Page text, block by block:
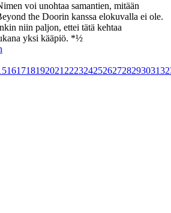
voi unohtaa samantien, mitään
the Doorin kanssa elokuvalla ei ole.
niin paljon, ettei tätä kehtaa
yksi kääpiö. *½
161718192021 2223242526272829303132